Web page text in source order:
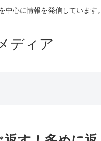
中心に情報を発信しています。
ディア